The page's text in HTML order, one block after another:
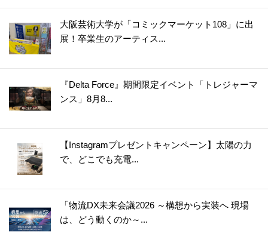
大阪芸術大学が「コミックマーケット108」に出
展！卒業生のアーティス...
『Delta Force』期間限定イベント「トレジャーマ
ンス」8月8...
【Instagramプレゼントキャンペーン】太陽の力
で、どこでも充電...
「物流DX未来会議2026 ～構想から実装へ 現場
は、どう動くのか～...